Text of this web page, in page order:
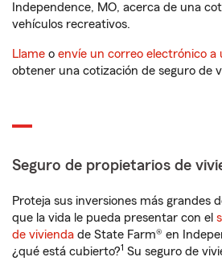
Independence, MO, acerca de una
vehículos recreativos.
Llame o envíe un correo electrónico a
obtener una cotización de seguro de
Seguro de propietarios de
Proteja sus inversiones más grandes
que la vida le pueda presentar con el
de vivienda de State Farm® en
¿qué está cubierto?1 Su seguro de